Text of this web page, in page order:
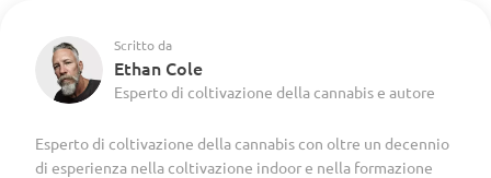
Scritto da
Ethan Cole
Esperto di coltivazione della cannabis e autore
Esperto di coltivazione della cannabis con oltre un decennio
di esperienza nella coltivazione indoor e nella formazione